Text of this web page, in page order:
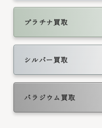
プラチナ買取
シルバー買取
パラジウム買取